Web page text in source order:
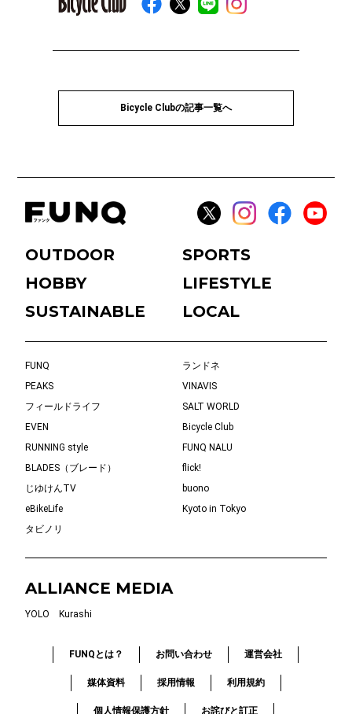
Bicycle Clubの記事一覧へ
OUTDOOR
SPORTS
HOBBY
LIFESTYLE
SUSTAINABLE
LOCAL
FUNQ
ランドネ
PEAKS
VINAVIS
フィールドライフ
SALT WORLD
EVEN
Bicycle Club
RUNNING style
FUNQ NALU
BLADES（ブレード）
flick!
じゆけんTV
buono
eBikeLife
Kyoto in Tokyo
タビノリ
ALLIANCE MEDIA
YOLO Kurashi
FUNQとは？ お問い合わせ 運営会社
媒体資料 採用情報 利用規約
個人情報保護方針 お詫びと訂正